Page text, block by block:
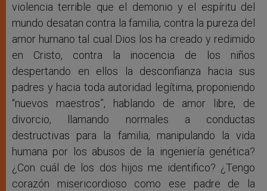
violencia terrible que el demonio y el espíritu del
mundo desatan contra la familia, contra la pureza del
amor humano tal cual Dios los ha creado y redimido
en Cristo, contra la inocencia de los niños
despertando en ellos la desconfianza hacia sus
padres y hacia toda autoridad legítima, proponiendo
“nuevos maestros”, hablando de amor libre, de
divorcio, llamando normales a conductas
destructivas para la familia, manipulando la vida
humana por los abusos de la ingeniería genética?
¿Con cuál de los dos hijos me identifico? ¿Tengo
corazón misericordioso como ese padre de la